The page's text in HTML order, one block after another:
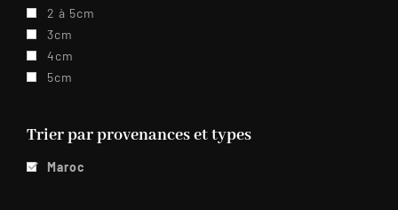
2 à 5cm
3cm
4cm
5cm
Trier par provenances et types
Maroc